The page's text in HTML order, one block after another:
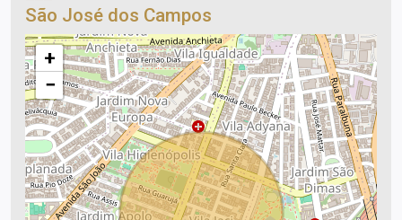
São José dos Campos
+
−